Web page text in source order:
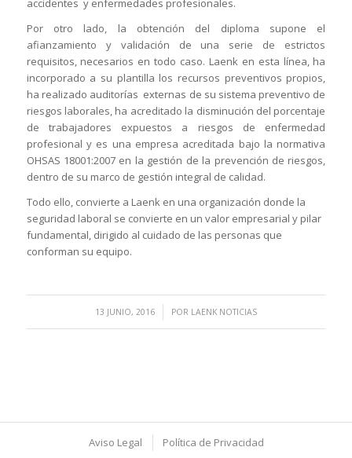
accidentes y enfermedades profesionales.
Por otro lado, la obtención del diploma supone el
afianzamiento y validación de una serie de estrictos
requisitos, necesarios en todo caso. Laenk en esta línea, ha
incorporado a su plantilla los recursos preventivos propios,
ha realizado auditorías externas de su sistema preventivo de
riesgos laborales, ha acreditado la disminución del porcentaje
de trabajadores expuestos a riesgos de enfermedad
profesional y es una empresa acreditada bajo la normativa
OHSAS 18001:2007 en la gestión de la prevención de riesgos,
dentro de su marco de gestión integral de calidad.
Todo ello, convierte a Laenk en una organización donde la
seguridad laboral se convierte en un valor empresarial y pilar
fundamental, dirigido al cuidado de las personas que
conforman su equipo.
13 JUNIO, 2016
/ POR LAENK NOTICIAS
Aviso Legal Política de Privacidad